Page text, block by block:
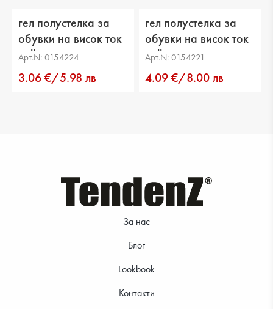
гел полустелка за
обувки на висок ток
null
Арт.N: 0154224
3.06 €/5.98 лв
гел полустелка за
обувки на висок ток
null
Арт.N: 0154221
4.09 €/8.00 лв
За нас
Блог
Lookbook
Контакти